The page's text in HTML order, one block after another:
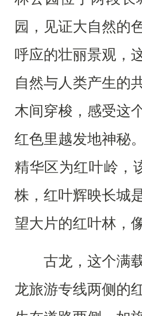
园，见证大自然的
呼应的壮丽景观，
自然与人类产生的
木间穿梭，感受这
红色里越发地神秘
精华区为红叶岭，
株，红叶辉映长城
望大片的红叶林，
古龙，这个满载
龙旅游专线两侧的